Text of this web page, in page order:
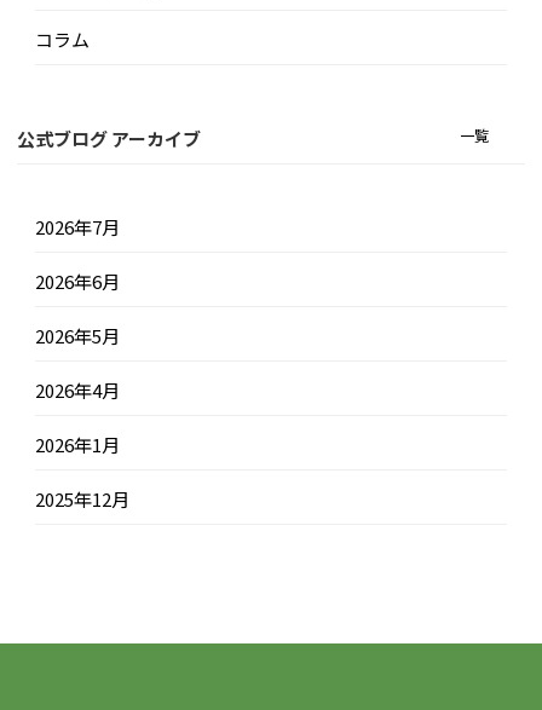
コラム
公式ブログ アーカイブ 一覧
2026年7月
2026年6月
2026年5月
2026年4月
2026年1月
2025年12月